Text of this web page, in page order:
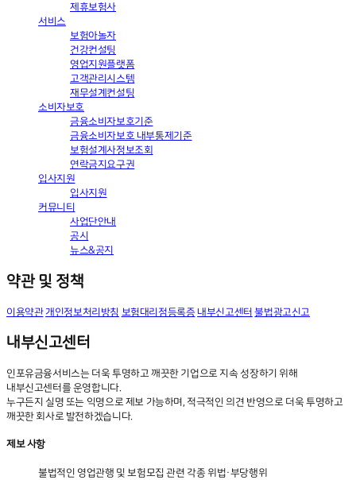
제휴보험사
서비스
보험아놀자
건강컨설팅
영업지원플랫폼
고객관리시스템
재무설계컨설팅
소비자보호
금융소비자보호기준
금융소비자보호 내부통제기준
보험설계사정보조회
연락금지요구권
입사지원
입사지원
커뮤니티
사업단안내
공시
뉴스&공지
약관 및 정책
이용약관 개인정보처리방침 보험대리점등록증 내부신고센터 불법광고신고
내부신고센터
인포유금융서비스는 더욱 투명하고 깨끗한 기업으로 지속 성장하기 위해
내부신고센터를 운영합니다.
누구든지 실명 또는 익명으로 제보 가능하며, 적극적인 의견 반영으로 더욱 투명하고
깨끗한 회사로 발전하겠습니다.
제보 사항
불법적인 영업관행 및 보험모집 관련 각종 위법·부당행위